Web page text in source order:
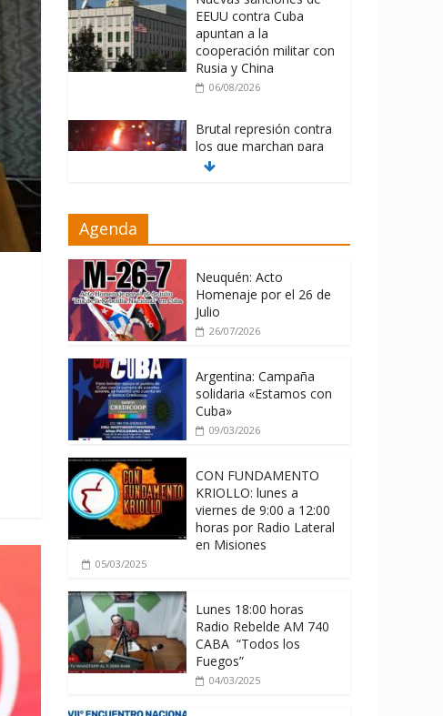
EEUU contra Cuba
apuntan a la
cooperación militar con
Rusia y China
06/08/2026
Brutal represión contra
los que marchan para
que no se venda la
La ONU condena
contra Cuba
06/08/2026
Agenda
Neuquén: Acto
Homenaje por el 26 de
Julio
26/07/2026
Argentina: Campaña
solidaria «Estamos con
Cuba»
09/03/2026
CON FUNDAMENTO
KRIOLLO: lunes a
viernes de 9:00 a 12:00
horas por Radio Lateral
en Misiones
05/03/2025
Lunes 18:00 horas
Radio Rebelde AM 740
CABA “Todos los
Fuegos”
04/03/2025